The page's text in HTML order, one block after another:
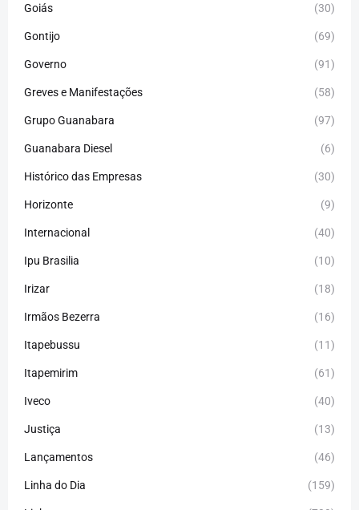
Goiás (30)
Gontijo (69)
Governo (91)
Greves e Manifestações (58)
Grupo Guanabara (97)
Guanabara Diesel (6)
Histórico das Empresas (30)
Horizonte (9)
Internacional (40)
Ipu Brasilia (10)
Irizar (18)
Irmãos Bezerra (16)
Itapebussu (11)
Itapemirim (61)
Iveco (40)
Justiça (13)
Lançamentos (46)
Linha do Dia (159)